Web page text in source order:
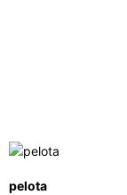
pelota